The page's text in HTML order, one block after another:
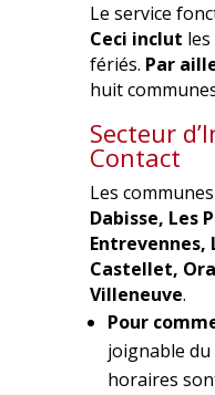
Le service
Ceci inclut
fériés. Par
huit
Secteur
Contact
Les
Dabisse, Les
Entrevennes,
Castellet,
Villeneuve.
Pour
joignable du
horaires